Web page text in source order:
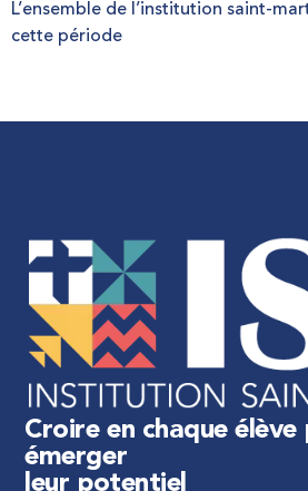
L’ensemble de l’institution saint-
cette période
Croire en chaque
émerger
leur potentiel